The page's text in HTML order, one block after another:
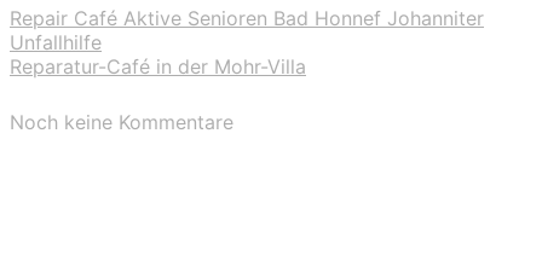
Repair Café Aktive Senioren Bad Honnef Johanniter
Unfallhilfe
Reparatur-Café in der Mohr-Villa
Noch keine Kommentare